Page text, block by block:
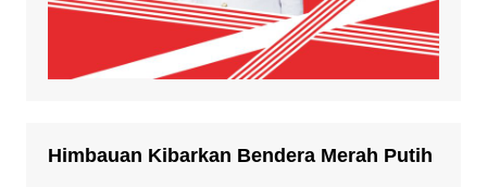
Himbauan Kibarkan Bendera Merah Putih